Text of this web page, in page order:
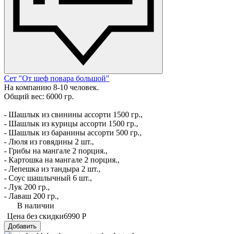
Сет "От шеф повара большой"
На компанию 8-10 человек.
Общий вес: 6000 гр.
- Шашлык из свинины ассорти 1500 гр.,
- Шашлык из курицы ассорти 1500 гр.,
- Шашлык из баранины ассорти 500 гр.,
- Люля из говядины 2 шт.,
- Грибы на мангале 2 порция.,
- Картошка на мангале 2 порция.,
- Лепешка из тандыра 2 шт.,
- Соус шашлычный 6 шт.,
- Лук 200 гр.,
- Лаваш 200 гр.,
В наличии
Цена без скидки6990 Р
Добавить